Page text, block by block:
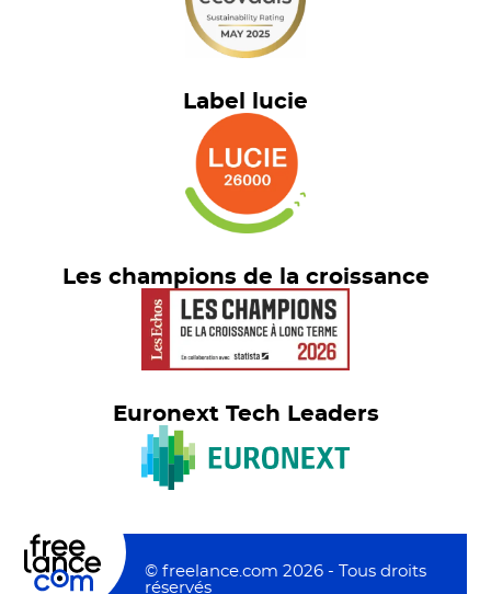
Label lucie
Les champions de la croissance
Euronext Tech Leaders
© freelance.com 2026 - Tous droits
réservés